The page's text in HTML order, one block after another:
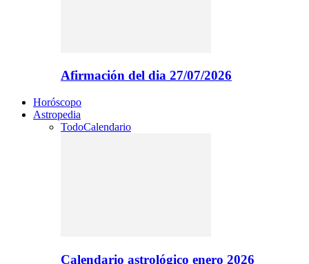
Afirmación del dia 27/07/2026
Horóscopo
Astropedia
TodoCalendario
Calendario astrológico enero 2026